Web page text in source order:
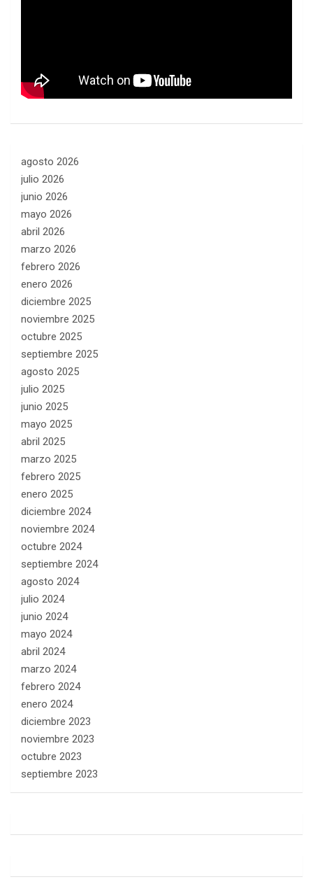
agosto 2026
julio 2026
junio 2026
mayo 2026
abril 2026
marzo 2026
febrero 2026
enero 2026
diciembre 2025
noviembre 2025
octubre 2025
septiembre 2025
agosto 2025
julio 2025
junio 2025
mayo 2025
abril 2025
marzo 2025
febrero 2025
enero 2025
diciembre 2024
noviembre 2024
octubre 2024
septiembre 2024
agosto 2024
julio 2024
junio 2024
mayo 2024
abril 2024
marzo 2024
febrero 2024
enero 2024
diciembre 2023
noviembre 2023
octubre 2023
septiembre 2023